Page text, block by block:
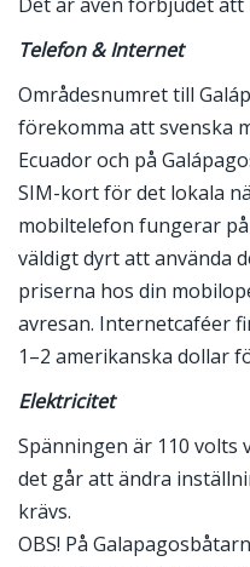
Telefon & Internet
Områdesnumret till
förekomma att svenska
Ecuador och på
SIM-kort för det lokala
mobiltelefon fungerar
väldigt dyrt att använda
priserna hos din
avresan. Internetcaféer
1–2 amerikanska dollar
Elektricitet
Spänningen är 110
det går att ändra
krävs.
OBS! På